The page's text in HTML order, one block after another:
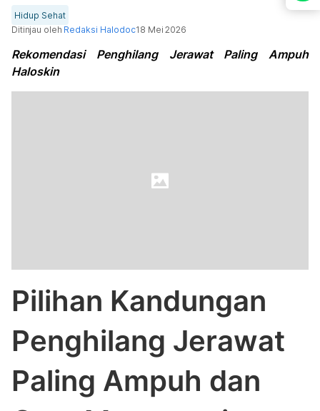
Hidup Sehat
Ditinjau oleh Redaksi Halodoc18 Mei 2026
Rekomendasi Penghilang Jerawat Paling Ampuh
Haloskin
Pilihan Kandungan
Penghilang Jerawat
Paling Ampuh dan